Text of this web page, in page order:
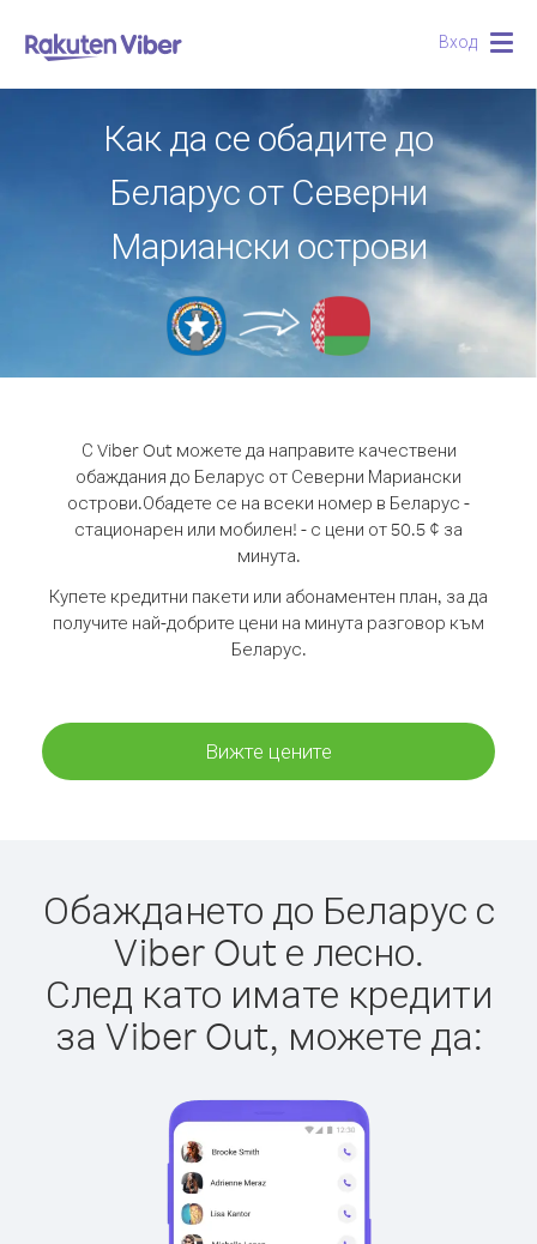
Вход
Как да се обадите до
Беларус от Северни
Мариански острови
С Viber Out можете да направите качествени
обаждания до Беларус от Северни Мариански
острови.Обадете се на всеки номер в Беларус -
стационарен или мобилен! - с цени от 50.5 ¢ за
минута.
Купете кредитни пакети или абонаментен план, за да
получите най-добрите цени на минута разговор към
Беларус.
Вижте цените
Обаждането до Беларус с
Viber Out е лесно.
След като имате кредити
за Viber Out, можете да: